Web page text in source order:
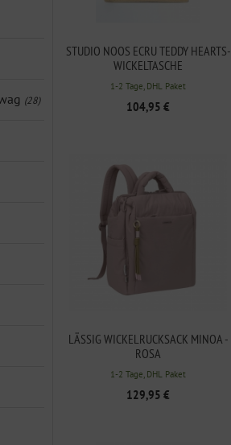
STUDIO NOOS ECRU TEDDY HEARTS-
WICKELTASCHE
1-2 Tage, DHL Paket
104,95 €
LÄSSIG WICKELRUCKSACK MINOA -
ROSA
1-2 Tage, DHL Paket
129,95 €
(28)